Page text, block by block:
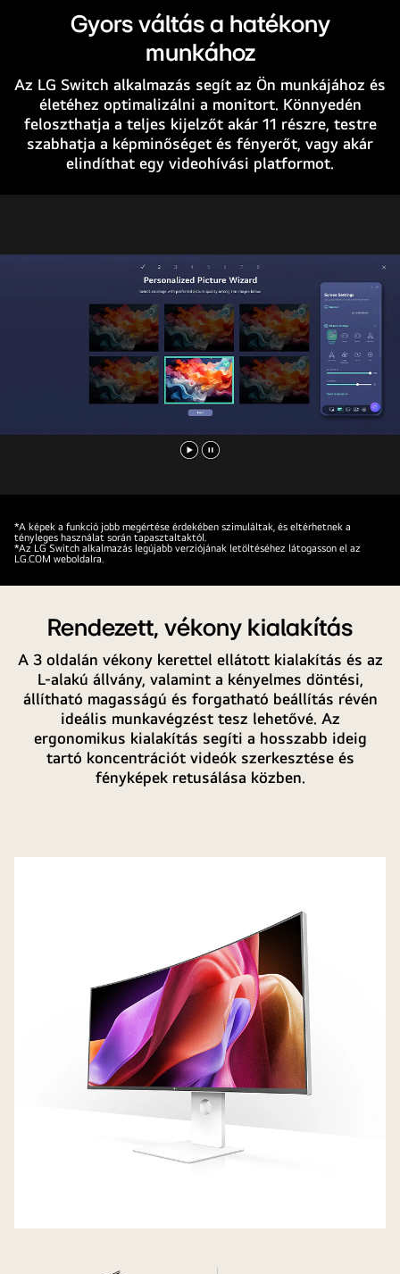
Gyors váltás a hatékony
munkához
Az LG Switch alkalmazás segít az Ön munkájához és
életéhez optimalizálni a monitort. Könnyedén
feloszthatja a teljes kijelzőt akár 11 részre, testre
szabhatja a képminőséget és fényerőt, vagy akár
elindíthat egy videohívási platformot.
lejátszása
megállítása
*A képek a funkció jobb megértése érdekében szimuláltak, és eltérhetnek a
tényleges használat során tapasztaltaktól.
*Az LG Switch alkalmazás legújabb verziójának letöltéséhez látogasson el az
LG.COM weboldalra.
Rendezett, vékony kialakítás
A 3 oldalán vékony kerettel ellátott kialakítás és az
L-alakú állvány, valamint a kényelmes döntési,
állítható magasságú és forgatható beállítás révén
ideális munkavégzést tesz lehetővé. Az
ergonomikus kialakítás segíti a hosszabb ideig
tartó koncentrációt videók szerkesztése és
fényképek retusálása közben.